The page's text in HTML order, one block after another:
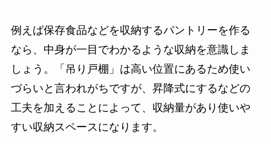
例えば保存食品などを収納するパントリーを作る
なら、 中身が一目でわかるような収納を意識しま
しょう。「吊り戸棚」は高い位置にあるため使い
づらいと言われがちですが、昇降式にするなどの
工夫を加えることによって、収納量があり使いや
すい収納スペースになります。